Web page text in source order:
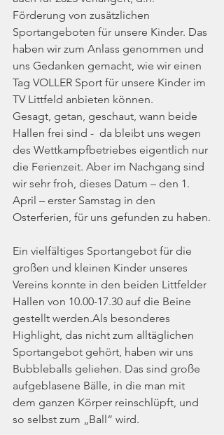
Förderung von zusätzlichen
Sportangeboten für unsere Kinder. Das
haben wir zum Anlass genommen und
uns Gedanken gemacht, wie wir einen
Tag VOLLER Sport für unsere Kinder im
TV Littfeld anbieten können.
Gesagt, getan, geschaut, wann beide
Hallen frei sind -  da bleibt uns wegen
des Wettkampfbetriebes eigentlich nur
die Ferienzeit. Aber im Nachgang sind
wir sehr froh, dieses Datum – den 1.
April – erster Samstag in den
Osterferien, für uns gefunden zu haben.
Ein vielfältiges Sportangebot für die
großen und kleinen Kinder unseres
Vereins konnte in den beiden Littfelder
Hallen von 10.00-17.30 auf die Beine
gestellt werden.Als besonderes
Highlight, das nicht zum alltäglichen
Sportangebot gehört, haben wir uns
Bubbleballs geliehen. Das sind große
aufgeblasene Bälle, in die man mit
dem ganzen Körper reinschlüpft, und
so selbst zum „Ball“ wird.